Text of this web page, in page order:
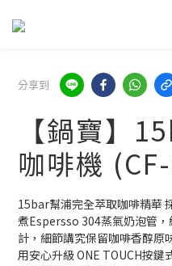
分享到
【鍋寶】
咖啡機
15bar幫浦完全萃取咖啡精華
煮Espersso 304蒸氣奶泡管
計，細節講究保留咖啡香醇原
用安心升級 ONE TOUCH按鍵